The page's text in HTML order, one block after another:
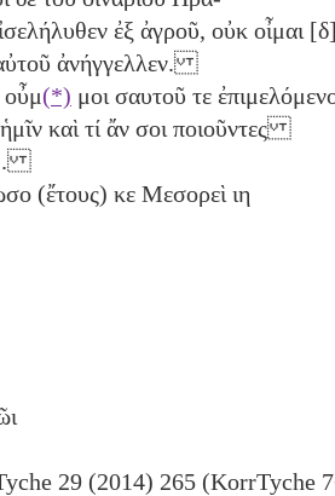
ἐξ ἀγροῦ, οὐκ οἶμαι
ἀνήγγελλεν.
οὖμ(*) μοι σαυτοῦ τε
καὶ τί ἄν σοι ποιοῦντες
.
(ἔτους) κε Μεσορεὶ ιη
29 (2014) 265 (KorrTyche